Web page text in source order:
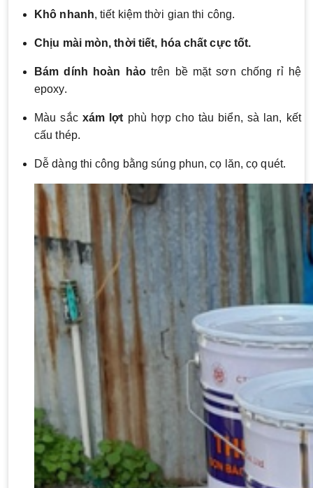
Khô nhanh, tiết kiệm thời gian thi công.
Chịu mài mòn, thời tiết, hóa chất cực tốt.
Bám dính hoàn hảotrên bề mặt sơn chống rỉ hệ
epoxy.
Màu sắc xám lợt phù hợp cho tàu biển, sà lan, kết
cấu thép.
Dễ dàng thi công bằng súng phun, cọ lăn, cọ quét.